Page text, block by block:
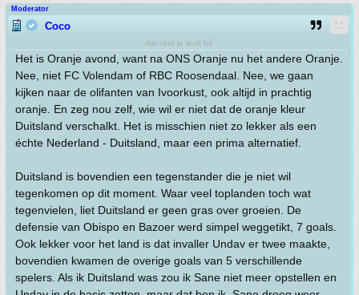
Moderator
Coco
dat vind je leuk hè
Het is Oranje avond, want na ONS Oranje nu het andere Oranje.
Nee, niet FC Volendam of RBC Roosendaal. Nee, we gaan
kijken naar de olifanten van Ivoorkust, ook altijd in prachtig
oranje. En zeg nou zelf, wie wil er niet dat de oranje kleur
Duitsland verschalkt. Het is misschien niet zo lekker als een
échte Nederland - Duitsland, maar een prima alternatief.
Duitsland is bovendien een tegenstander die je niet wil
tegenkomen op dit moment. Waar veel toplanden toch wat
tegenvielen, liet Duitsland er geen gras over groeien. De
defensie van Obispo en Bazoer werd simpel weggetikt, 7 goals.
Ook lekker voor het land is dat invaller Undav er twee maakte,
bovendien kwamen de overige goals van 5 verschillende
spelers. Als ik Duitsland was zou ik Sane niet meer opstellen en